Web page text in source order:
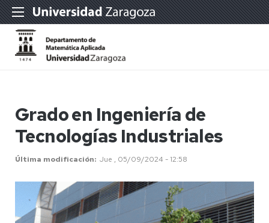
Grado en Ingeniería de
Tecnologías Industriales
Última modificación Jue , 05/09/2024 - 12:58